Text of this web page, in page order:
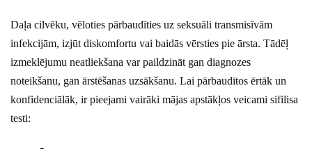
Daļa cilvēku, vēloties pārbaudīties uz seksuāli transmisīvām
infekcijām, izjūt diskomfortu vai baidās vērsties pie ārsta. Tādēļ
izmeklējumu neatliekšana var paildzināt gan diagnozes
noteikšanu, gan ārstēšanas uzsākšanu. Lai pārbaudītos ērtāk un
konfidenciālāk, ir pieejami vairāki mājas apstākļos veicami sifilisa
testi: